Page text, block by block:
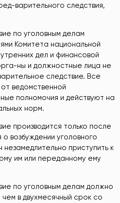
варительного следствия,
по уголовным делам
Комитета национальной
дел и финансовой
ны и должностные лица не
следствие. Все
ведомственной
полномочия и действуют на
норм.
производится только после
возбуждении уголовного
приступить к
им или переданному ему
по уголовным делам должно
в двухмесячный срок со